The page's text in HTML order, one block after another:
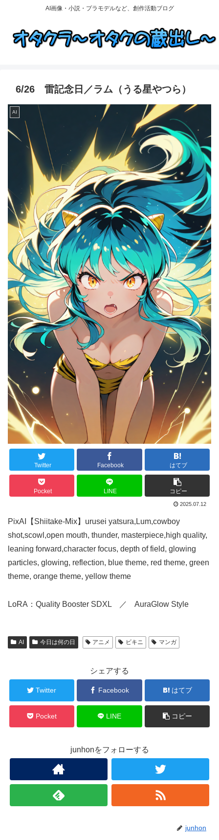
AI画像・小説・プラモデルなど、創作活動ブログ
6/26 雷記念日／ラム（うる星やつら）
AI
Twitter Facebook はてブ
Pocket LINE コピー
2025.07.12
PixAI【Shiitake-Mix】urusei yatsura,Lum,cowboy
shot,scowl,open mouth, thunder, masterpiece,high quality,
leaning forward,character focus, depth of field, glowing
particles, glowing, reflection, blue theme, red theme, green
theme, orange theme, yellow theme
LoRA：Quality Booster SDXL ／ AuraGlow Style
AI 今日は何の日 アニメ ビキニ マンガ
シェアする
Twitter Facebook はてブ
Pocket LINE コピー
junhonをフォローする
junhon